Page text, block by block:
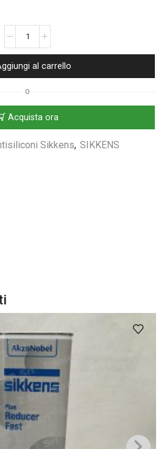
al carrello
O
Acquista ora
Sikkens, SIKKENS